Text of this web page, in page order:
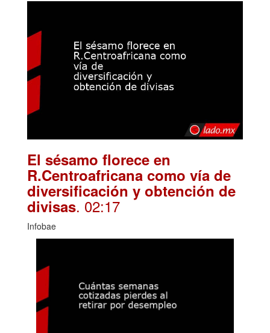
El sésamo florece en
R.Centroafricana como vía de
diversificación y obtención de
divisas. 02:17
Infobae